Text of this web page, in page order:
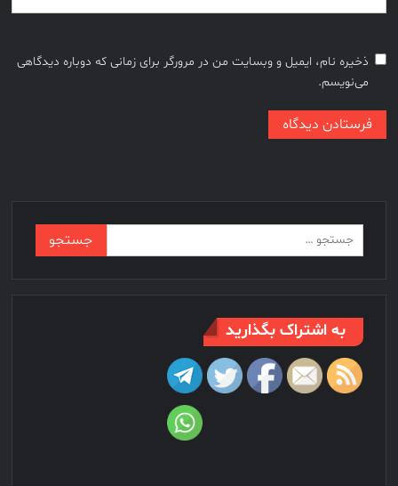
ذخیره نام، ایمیل و وبسایت من در مرورگر برای زمانی که دوباره دیدگاهی
می‌نویسم.
برای:
به اشتراک بگذارید